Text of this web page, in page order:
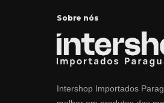
Sobre nós
Intershop Importados